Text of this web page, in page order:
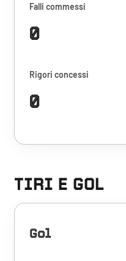
Falli commessi
0
Rigori concessi
0
TIRI E GOL
Gol